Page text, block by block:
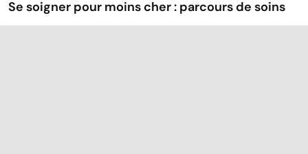
Se soigner pour moins cher : parcours de soins